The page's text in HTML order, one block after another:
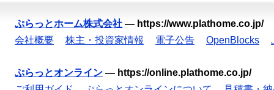
ぷらっとホーム株式会社 — https://www.plathome.co.jp/
会社概要
株主・投資家情報 電子公告 OpenBlocks
ぷらっとオンライン — https://online.plathome.co.jp/